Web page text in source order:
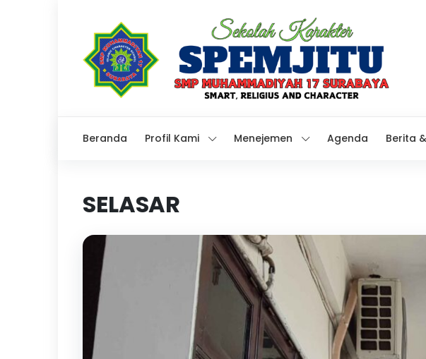
Beranda Profil Kami Menejemen Agenda Berita
SELASAR